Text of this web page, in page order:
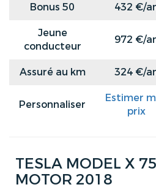
Bonus 50
432 €/
Jeune
conducteur
972 €/
Assuré au km 324 €/
Personnaliser
Estimer
prix
TESLA MODEL X
MOTOR 2018